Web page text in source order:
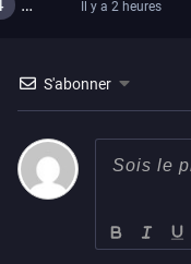
Il y a 2 heures
S'abonner